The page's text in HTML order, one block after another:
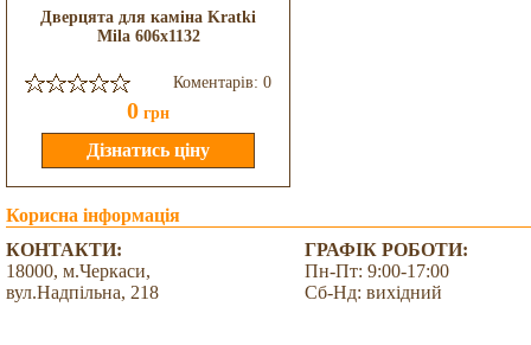
Дверцята для каміна Kratki
Mila 606x1132
Коментарів: 0
0 грн
Корисна інформація
КОНТАКТИ:
18000, м.Черкаси,
вул.Надпільна, 218
ГРАФІК РОБОТИ:
Пн-Пт: 9:00-17:00
Сб-Нд: вихідний